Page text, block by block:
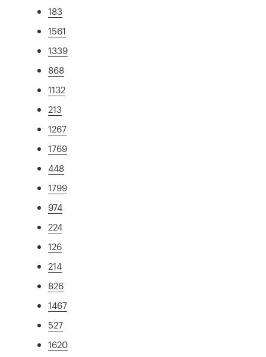
183
1561
1339
868
1132
213
1267
1769
448
1799
974
224
126
214
826
1467
527
1620